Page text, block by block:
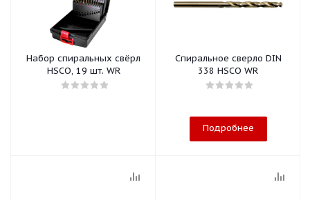
Набор спиральных свёрл
HSCO, 19 шт. WR
Спиральное сверло DIN
338 HSCO WR
Подробнее